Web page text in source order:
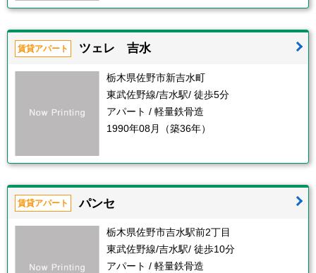
賃貸アパート ツェレ 吉水
栃木県佐野市新吉水町
東武佐野線/吉水駅/ 徒歩5分
アパート / 軽量鉄骨造
1990年08月（築36年）
賃貸アパート パンセ
栃木県佐野市吉水駅前2丁目
東武佐野線/吉水駅/ 徒歩10分
アパート / 軽量鉄骨造